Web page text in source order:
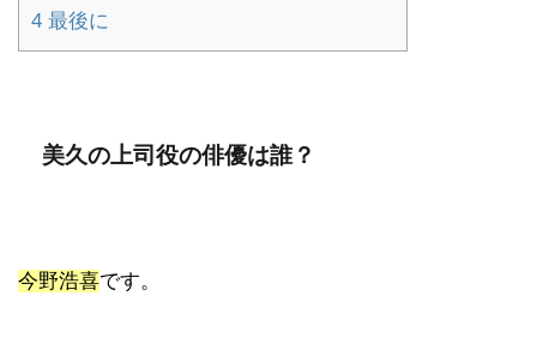
4 最後に
美久の上司役の俳優は誰？
今野浩喜です。